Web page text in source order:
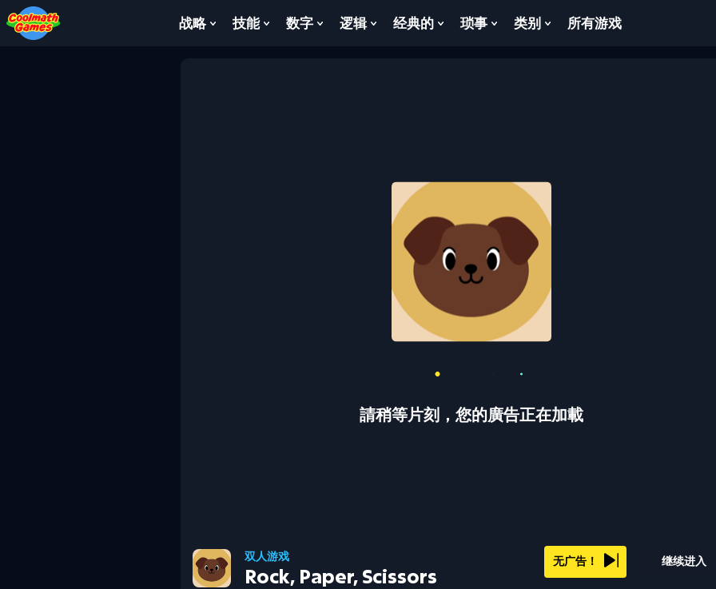
Skip
to
Top
Skip
to
Navigation
Skip
to
Main
Skip
to
Footer
战略 Show
技能 Show
数字 Show
逻辑 Show经典的 Show
琐事 Show
类别
Show所有游戏
請稍等片刻，您的廣告正在加載
继续进入
无广告！
双人游戏
Rock, Paper, Scissors